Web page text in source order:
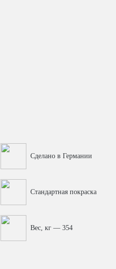
Сделано в Германии
Стандартная покраска
Вес, кг — 354